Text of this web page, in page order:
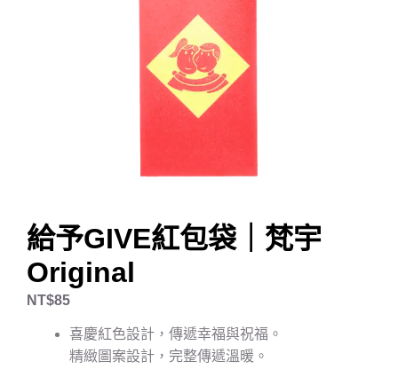
給予GIVE紅包袋｜梵宇
Original
NT$85
喜慶紅色設計，傳遞幸福與祝福。
精緻圖案設計，完整傳遞溫暖。